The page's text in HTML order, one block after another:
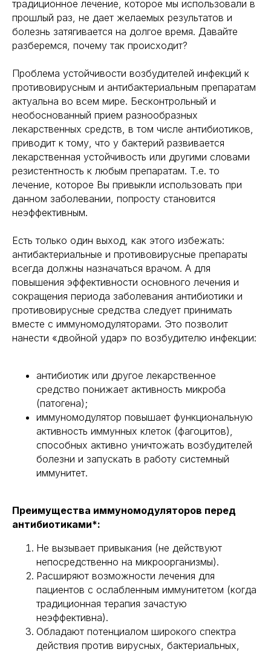
традиционное лечение, которое мы использовали в
прошлый раз, не дает желаемых результатов и
болезнь затягивается на долгое время. Давайте
разберемся, почему так происходит?
Проблема устойчивости возбудителей инфекций к
противовирусным и антибактериальным препаратам
актуальна во всем мире. Бесконтрольный и
необоснованный прием разнообразных
лекарственных средств, в том числе антибиотиков,
приводит к тому, что у бактерий развивается
лекарственная устойчивость или другими словами
резистентность к любым препаратам. Т.е. то
лечение, которое Вы привыкли использовать при
данном заболевании, попросту становится
неэффективным.
Есть только один выход, как этого избежать:
антибактериальные и противовирусные препараты
всегда должны назначаться врачом. А для
повышения эффективности основного лечения и
сокращения периода заболевания антибиотики и
противовирусные средства следует принимать
вместе с иммуномодуляторами. Это позволит
нанести «двойной удар» по возбудителю инфекции:
антибиотик или другое лекарственное
средство понижает активность микроба
(патогена);
иммуномодулятор повышает функциональную
активность иммунных клеток (фагоцитов),
способных активно уничтожать возбудителей
болезни и запускать в работу системный
иммунитет.
Преимущества иммуномодуляторов перед
антибиотиками*:
Не вызывает привыкания (не действуют
непосредственно на микроорганизмы).
Расширяют возможности лечения для
пациентов с ослабленным иммунитетом (когда
традиционная терапия зачастую
неэффективна).
Обладают потенциалом широкого спектра
действия против вирусных, бактериальных,